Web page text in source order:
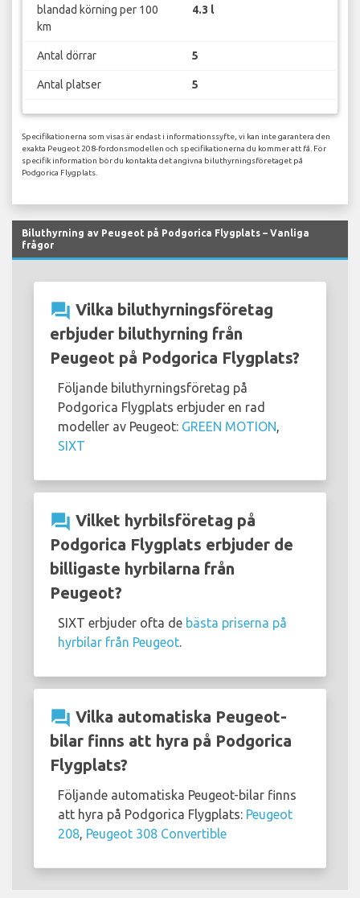
blandad körning per 100
km
4.3 l
Antal dörrar 5
Antal platser 5
Specifikationerna som visas är endast i informationssyfte, vi kan inte garantera den
exakta Peugeot 208-fordonsmodellen och specifikationerna du kommer att få. För
specifik information bör du kontakta det angivna biluthyrningsföretaget på
Podgorica Flygplats.
Biluthyrning av Peugeot på Podgorica Flygplats – Vanliga
frågor
question_answer Vilka biluthyrningsföretag
erbjuder biluthyrning från
Peugeot på Podgorica Flygplats?
Följande biluthyrningsföretag på
Podgorica Flygplats erbjuder en rad
modeller av Peugeot: GREEN MOTION,
SIXT
question_answer Vilket hyrbilsföretag på
Podgorica Flygplats erbjuder de
billigaste hyrbilarna från
Peugeot?
SIXT erbjuder ofta de bästa priserna på
hyrbilar från Peugeot.
question_answer Vilka automatiska Peugeot-
bilar finns att hyra på Podgorica
Flygplats?
Följande automatiska Peugeot-bilar finns
att hyra på Podgorica Flygplats: Peugeot
208, Peugeot 308 Convertible